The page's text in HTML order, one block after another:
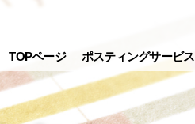
TOPページ ポスティングサービス